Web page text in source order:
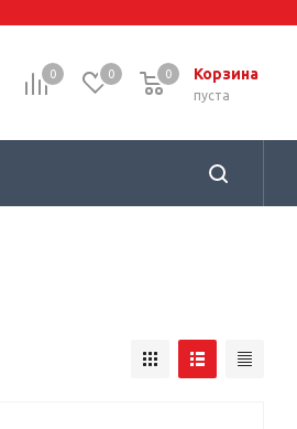
0 0 Корзина
0
пуста
0